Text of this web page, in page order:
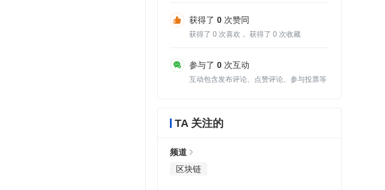
获得了 0 次赞同
获得了 0 次喜欢， 获得了 0 次收藏
参与了 0 次互动
互动包含发布评论、点赞评论、参与投票等
TA 关注的
频道
区块链